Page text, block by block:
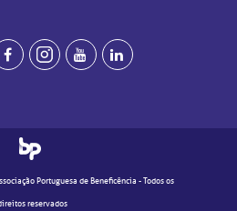
Portuguesa de Beneficência - Todos os
reservados